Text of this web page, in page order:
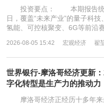
投资要点： 本期报告统计
日，覆盖“未来产业”的量子科
氢能、可控核聚变、6G等前沿
2026-08-05 15:42 宏观经济 翟
世界银行-摩洛哥经济更新
字化转型是生产力的推动
摩洛哥经济正经历十多年来